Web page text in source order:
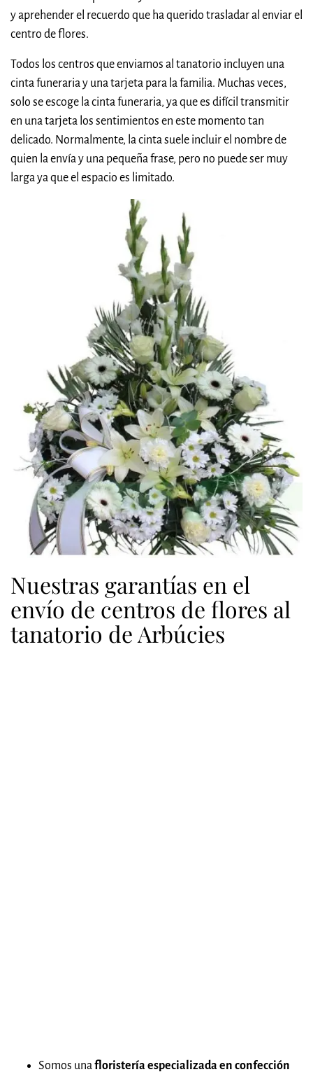
y aprehender el recuerdo que ha querido trasladar al enviar el
centro de flores.
Todos los centros que enviamos al tanatorio incluyen una
cinta funeraria y una tarjeta para la familia. Muchas veces,
solo se escoge la cinta funeraria, ya que es difícil transmitir
en una tarjeta los sentimientos en este momento tan
delicado. Normalmente, la cinta suele incluir el nombre de
quien la envía y una pequeña frase, pero no puede ser muy
larga ya que el espacio es limitado.
Nuestras garantías en el
envío de centros de flores al
tanatorio de Arbúcies
Somos unafloristería especializada en confección